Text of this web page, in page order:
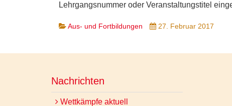
Lehrgangsnummer oder Veranstaltungstitel
Aus- und Fortbildungen 27. Februar 2017
Nachrichten
Wettkämpfe aktuell